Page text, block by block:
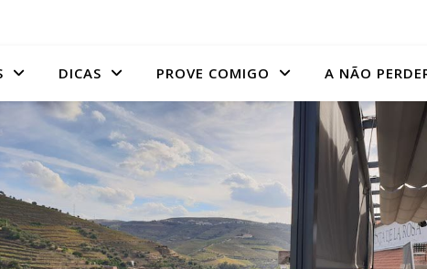
DICAS PROVE COMIGO A NÃO